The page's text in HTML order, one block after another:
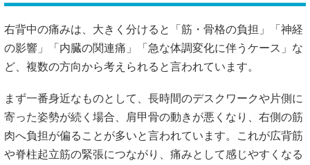
右背中の痛みは、大きく分けると「筋・骨格の負担」「神経
の影響」「内臓の関連痛」「急な体調変化に伴うケース」な
ど、複数の方向から考えられると言われています。
まず一番身近なものとして、長時間のデスクワークや片側に
寄った姿勢が続く場合、肩甲骨の動きが悪くなり、右側の筋
肉へ負担が偏ることが多いと言われています。これが広背筋
や脊柱起立筋の緊張につながり、痛みとして感じやすくなる